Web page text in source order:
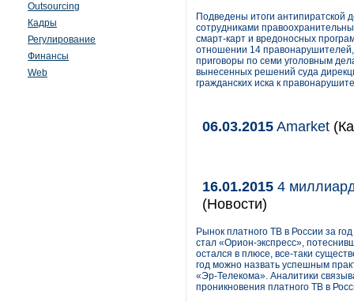
Outsourcing
Кадры
Регулирование
Финансы
Web
Подведены итоги антипиратской
сотрудниками
смарт-карт и вредоносных
отношении 14
приговоры по семи уголовным
вынесенных решений суда
гражданских иска к
06.03.2015Amarket
16.01.2015 4
(Новости)
Рынок платного ТВ в России за
стал «Орион-экспресс»,
остался в плюсе, все-таки
год можно назвать успешным
«Эр-Телекома». Аналитики
проникновения платного ТВ в